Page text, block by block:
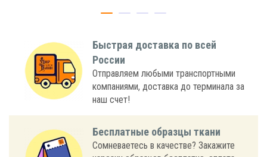
Быстрая доставка по всей
России
Отправляем любыми транспортными
компаниями, доставка до терминала за
наш счет!
Бесплатные образцы ткани
Сомневаетесь в качестве? Закажите